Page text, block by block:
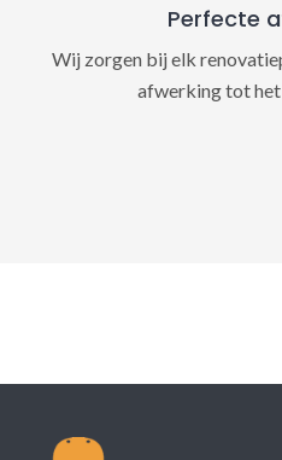
Perfecte
Wij zorgen bij elk
afwerking tot